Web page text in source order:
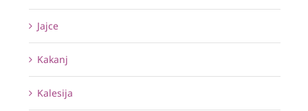
Jajce
Kakanj
Kalesija